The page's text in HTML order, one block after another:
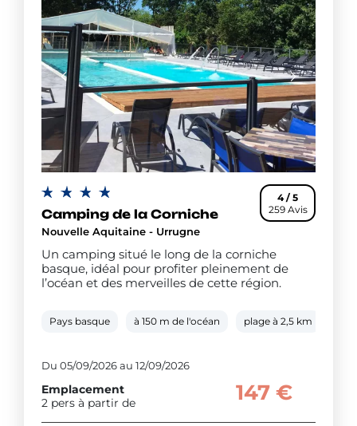
vacances en famille, en couple ou entre amis.
4 / 5
259 Avis
Camping de la Corniche
Nouvelle Aquitaine - Urrugne
Un camping situé le long de la corniche
basque, idéal pour profiter pleinement de
l’océan et des merveilles de cette région.
Pays basque à 150 m de l'océan plage à 2,5 km
Du 05/09/2026 au 12/09/2026
Emplacement
2 pers à partir de
147 €